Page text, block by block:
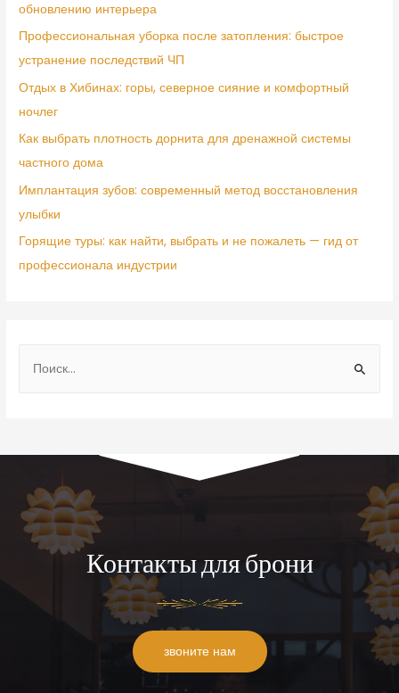
обновлению интерьера
Профессиональная уборка после затопления: быстрое
устранение последствий ЧП
Отдых в Хибинах: горы, северное сияние и комфортный
ночлег
Как выбрать плотность дорнита для дренажной системы
частного дома
Имплантация зубов: современный метод восстановления
улыбки
Горящие туры: как найти, выбрать и не пожалеть — гид от
профессионала индустрии
Контакты для брони
звоните нам